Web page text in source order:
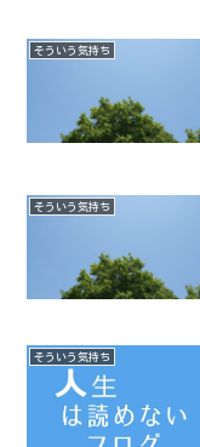
そういう気持ち
そういう気持ち
そういう気持ち